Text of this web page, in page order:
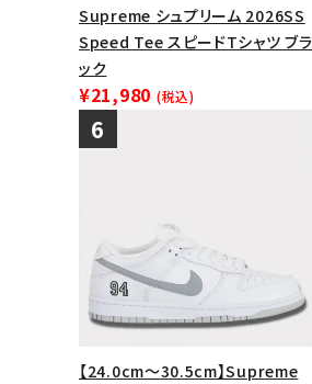
Supreme シュプリーム 2026SS
Speed Tee スピードTシャツ ブラ
ック
¥21,980 (税込)
【24.0cm～30.5cm】Supreme